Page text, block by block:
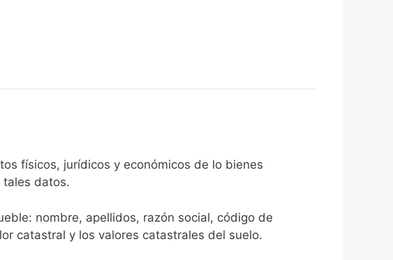
físicos, jurídicos y económicos de lo bienes
tales datos.
nombre, apellidos, razón social, código de
catastral y los valores catastrales del suelo.